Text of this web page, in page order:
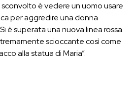
è vedere un uomo usare
per aggredire una donna
è superata una nuova linea rossa.
scioccante così come
alla statua di Maria”.